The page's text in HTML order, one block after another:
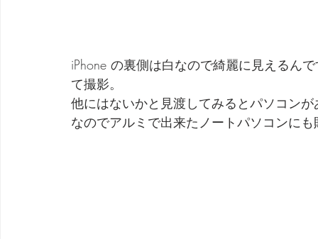
iPhone の裏側は白なので綺麗に見えるん
て撮影。
他にはないかと見渡してみるとパソコン
なのでアルミで出来たノートパソコンに